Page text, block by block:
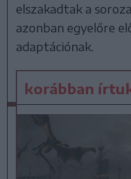
elszakadtak a
azonban egyelőre
adaptációnak.
korábban